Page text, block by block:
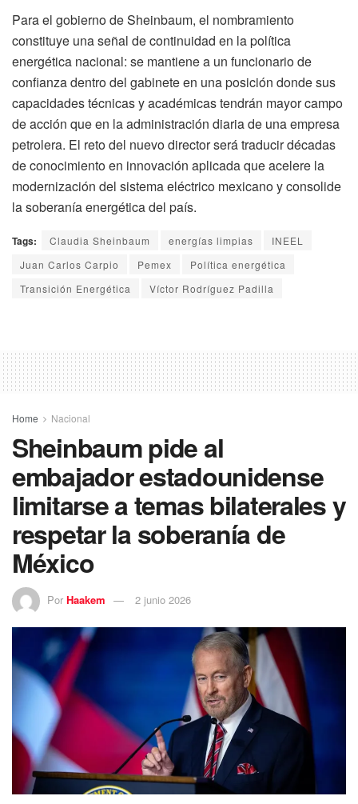
Para el gobierno de Sheinbaum, el nombramiento
constituye una señal de continuidad en la política
energética nacional: se mantiene a un funcionario de
confianza dentro del gabinete en una posición donde sus
capacidades técnicas y académicas tendrán mayor campo
de acción que en la administración diaria de una empresa
petrolera. El reto del nuevo director será traducir décadas
de conocimiento en innovación aplicada que acelere la
modernización del sistema eléctrico mexicano y consolide
la soberanía energética del país.
Tags: Claudia Sheinbaum energías limpias
INEEL
Juan Carlos Carpio
Pemex
Política energética
Transición Energética
Víctor Rodríguez Padilla
Home Nacional
Sheinbaum pide al
embajador estadounidense
limitarse a temas bilaterales y
respetar la soberanía de
México
Por Haakem 2 junio 2026